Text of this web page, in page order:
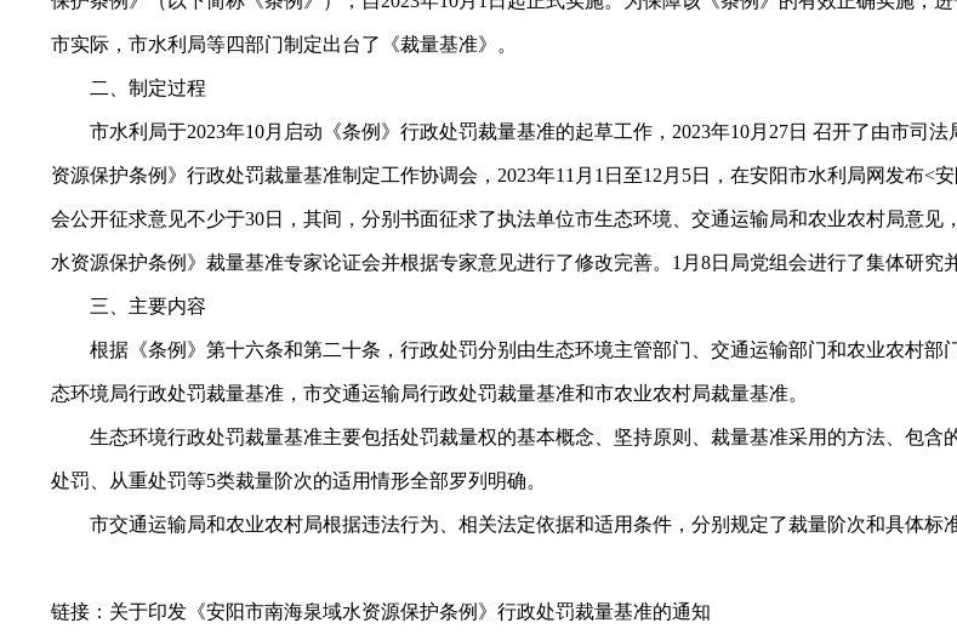
市实际，市水利局等四部门制定出台了《裁量基准》。
二、制定过程
市水利局于2023年10月启动《条例》行政处罚裁量基准的起草工作，2023年10月27日 召开了由市司
资源保护条例》行政处罚裁量基准制定工作协调会，2023年11月1日至12月5日，在安阳市水利局网发布
会公开征求意见不少于30日，其间，分别书面征求了执法单位市生态环境、交通运输局和农业农村局意
水资源保护条例》裁量基准专家论证会并根据专家意见进行了修改完善。1月8日局党组会进行了集体研究
三、主要内容
根据《条例》第十六条和第二十条，行政处罚分别由生态环境主管部门、交通运输部门和农业农村部
态环境局行政处罚裁量基准，市交通运输局行政处罚裁量基准和市农业农村局裁量基准。
生态环境行政处罚裁量基准主要包括处罚裁量权的基本概念、坚持原则、裁量基准采用的方法、包含
处罚、从重处罚等5类裁量阶次的适用情形全部罗列明确。
市交通运输局和农业农村局根据违法行为、相关法定依据和适用条件，分别规定了裁量阶次和具体标准
链接： 关于印发《安阳市南海泉域水资源保护条例》行政处罚裁量基准的通知